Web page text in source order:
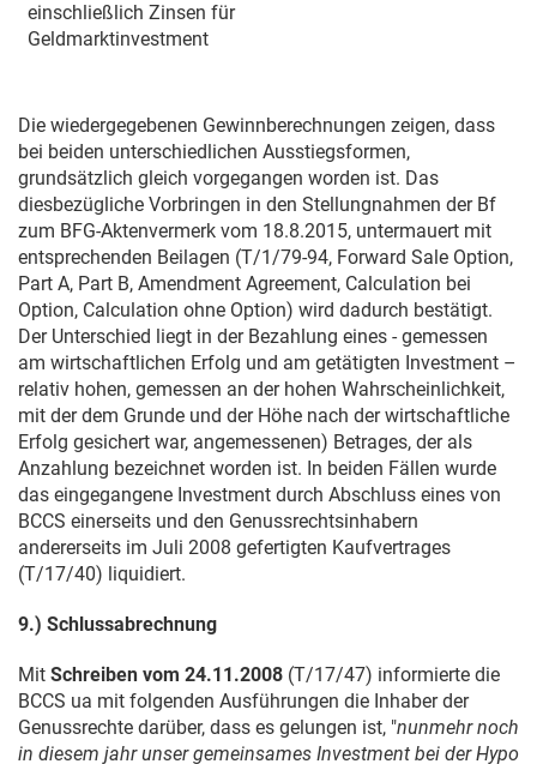
einschließlich Zinsen für
Geldmarktinvestment
Die wiedergegebenen Gewinnberechnungen zeigen, dass
bei beiden unterschiedlichen Ausstiegsformen,
grundsätzlich gleich vorgegangen worden ist. Das
diesbezügliche Vorbringen in den Stellungnahmen der Bf
zum BFG-Aktenvermerk vom 18.8.2015, untermauert mit
entsprechenden Beilagen (T/1/79-94, Forward Sale Option,
Part A, Part B, Amendment Agreement, Calculation bei
Option, Calculation ohne Option) wird dadurch bestätigt.
Der Unterschied liegt in der Bezahlung eines - gemessen
am wirtschaftlichen Erfolg und am getätigten Investment –
relativ hohen, gemessen an der hohen Wahrscheinlichkeit,
mit der dem Grunde und der Höhe nach der wirtschaftliche
Erfolg gesichert war, angemessenen) Betrages, der als
Anzahlung bezeichnet worden ist. In beiden Fällen wurde
das eingegangene Investment durch Abschluss eines von
BCCS einerseits und den Genussrechtsinhabern
andererseits im Juli 2008 gefertigten Kaufvertrages
(T/17/40) liquidiert.
9.) Schlussabrechnung
Mit Schreiben vom 24.11.2008 (T/17/47) informierte die
BCCS ua mit folgenden Ausführungen die Inhaber der
Genussrechte darüber, dass es gelungen ist, "nunmehr noch
in diesem jahr unser gemeinsames Investment bei der Hypo